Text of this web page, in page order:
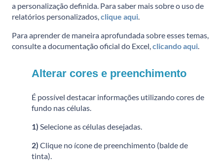
a personalização definida. Para saber mais sobre o uso de
relatórios personalizados, clique aqui
Para aprender de maneira aprofundada sobre esses temas,
consulte a documentação oficial do Excel, clicando aqui
Alterar cores e preenchimento
É possível destacar informações utilizando cores de
fundo nas células.
1) Selecione as células desejadas.
2) Clique no ícone de preenchimento (balde de
tinta).